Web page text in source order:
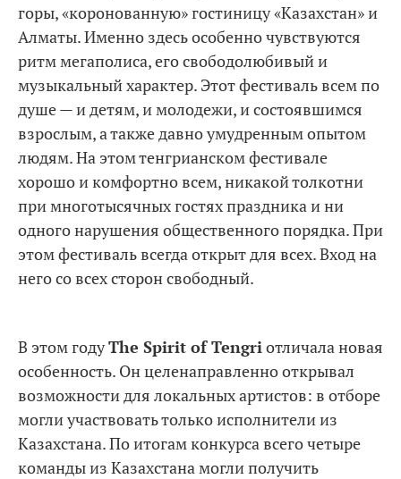
горы, «коронованную» гостиницу «Казахстан» и
Алматы. Именно здесь особенно чувствуются
ритм мегаполиса, его свободолюбивый и
музыкальный характер. Этот фестиваль всем по
душе — и детям, и молодежи, и состоявшимся
взрослым, а также давно умудренным опытом
людям. На этом тенгрианском фестивале
хорошо и комфортно всем, никакой толкотни
при многотысячных гостях праздника и ни
одного нарушения общественного порядка. При
этом фестиваль всегда открыт для всех. Вход на
него со всех сторон свободный.
В этом годуThe Spirit of Tengriотличала новая
особенность. Он целенаправленно открывал
возможности для локальных артистов: в отборе
могли участвовать только исполнители из
Казахстана. По итогам конкурса всего четыре
команды из Казахстана могли получить